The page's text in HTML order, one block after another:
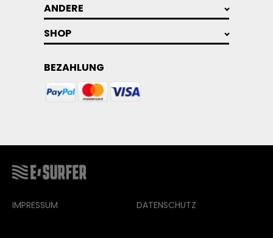
ANDERE
SHOP
BEZAHLUNG
IMPRESSUM DATENSCHUTZ